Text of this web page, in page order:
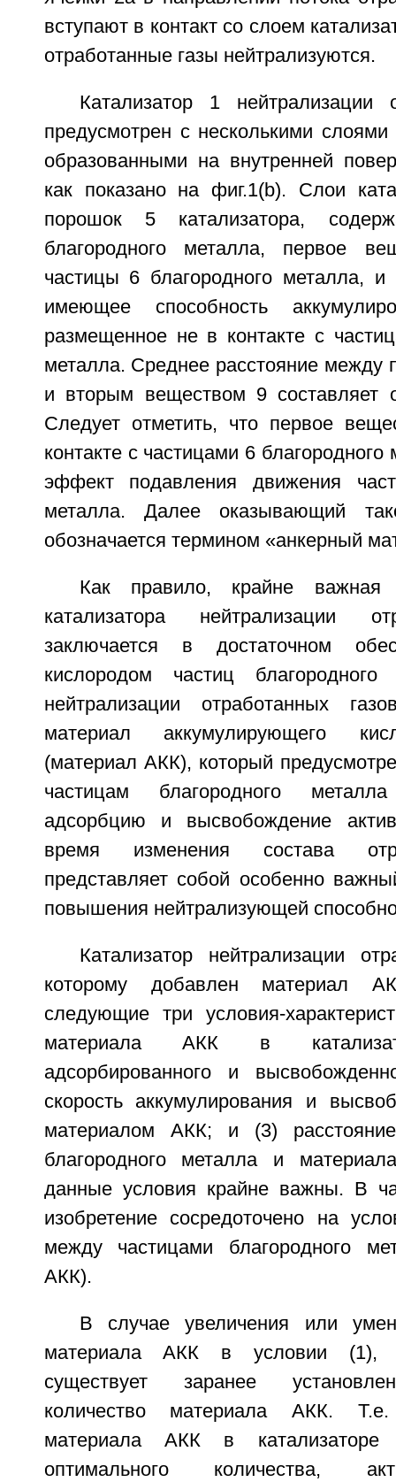
вступают в контакт со слоем
отработанные газы нейтрализуются.
Катализатор 1 нейтрализации
предусмотрен с несколькими
образованными на внутренней
как показано на фиг.1(b). Слои
порошок 5 катализатора,
благородного металла, первое
частицы 6 благородного металла,
имеющее способность
размещенное не в контакте с
металла. Среднее расстояние
и вторым веществом 9
Следует отметить, что первое
контакте с частицами 6
эффект подавления движения
металла. Далее оказывающий
обозначается термином «анкерный
Как правило, крайне важная
катализатора нейтрализации
заключается в достаточном
кислородом частиц
нейтрализации отработанных
материал аккумулирующего
(материал АКК), который
частицам благородного
адсорбцию и высвобождение
время изменения состава
представляет собой особенно
повышения нейтрализующей
Катализатор нейтрализации
которому добавлен материал
следующие три условия-
материала АКК в
адсорбированного и
скорость аккумулирования и
материалом АКК; и (3)
благородного металла и
данные условия крайне важны. В
изобретение сосредоточено на
между частицами благородного
АКК).
В случае увеличения или
материала АКК в условии (1),
существует заранее
количество материала АКК.
материала АКК в катализаторе
оптимального количества,